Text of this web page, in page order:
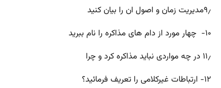
۹٫مدیریت زمان و اصول ان را بیان کنید
۱۰- چهار مورد از دام های مذاکره را نام ببرید
۱۱٫ در چه مواردی نباید مذاکره کرد و چرا
۱۲- ارتباطات غیرکلامی را تعریف فرمائید؟